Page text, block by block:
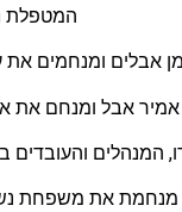
המטפלת
אבלים ומנחמים
אבל ומנחם את
המנהלים